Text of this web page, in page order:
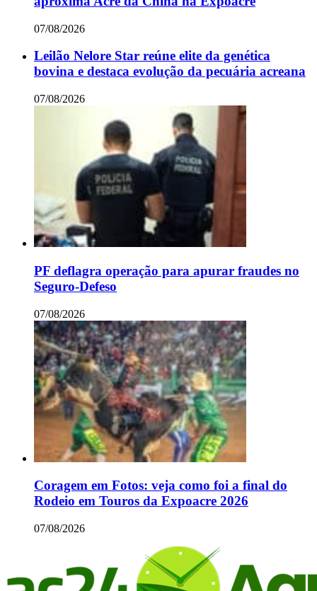
07/08/2026
Leilão Nelore Star reúne elite da genética
bovina e destaca evolução da pecuária acreana
07/08/2026
PF deflagra operação para apurar fraudes no
Seguro-Defeso
07/08/2026
Coragem em Fotos: veja como foi a final do
Rodeio em Touros da Expoacre 2026
07/08/2026